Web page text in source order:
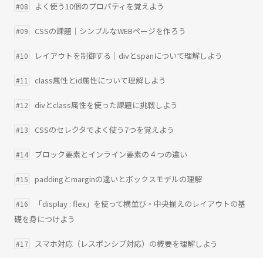
#08 よく使う10個のプロパティを覚えよう
#09 CSSの課題｜シンプルなWEBページを作ろう
#10 レイアウトを制御する｜divとspanについて理解しよう
#11 class属性とid属性について理解しよう
#12 divとclass属性を使った課題に挑戦しよう
#13 CSSのセレクタでよく使う7つを覚えよう
#14 ブロック要素とインライン要素の４つの違い
#15 paddingとmarginの違いとボックスモデルの理解
#16
「display : flex」を使って横並び・中央揃えのレイアウトの基
礎を身につけよう
#17 スマホ対応（レスポンシブ対応）の概要を理解しよう